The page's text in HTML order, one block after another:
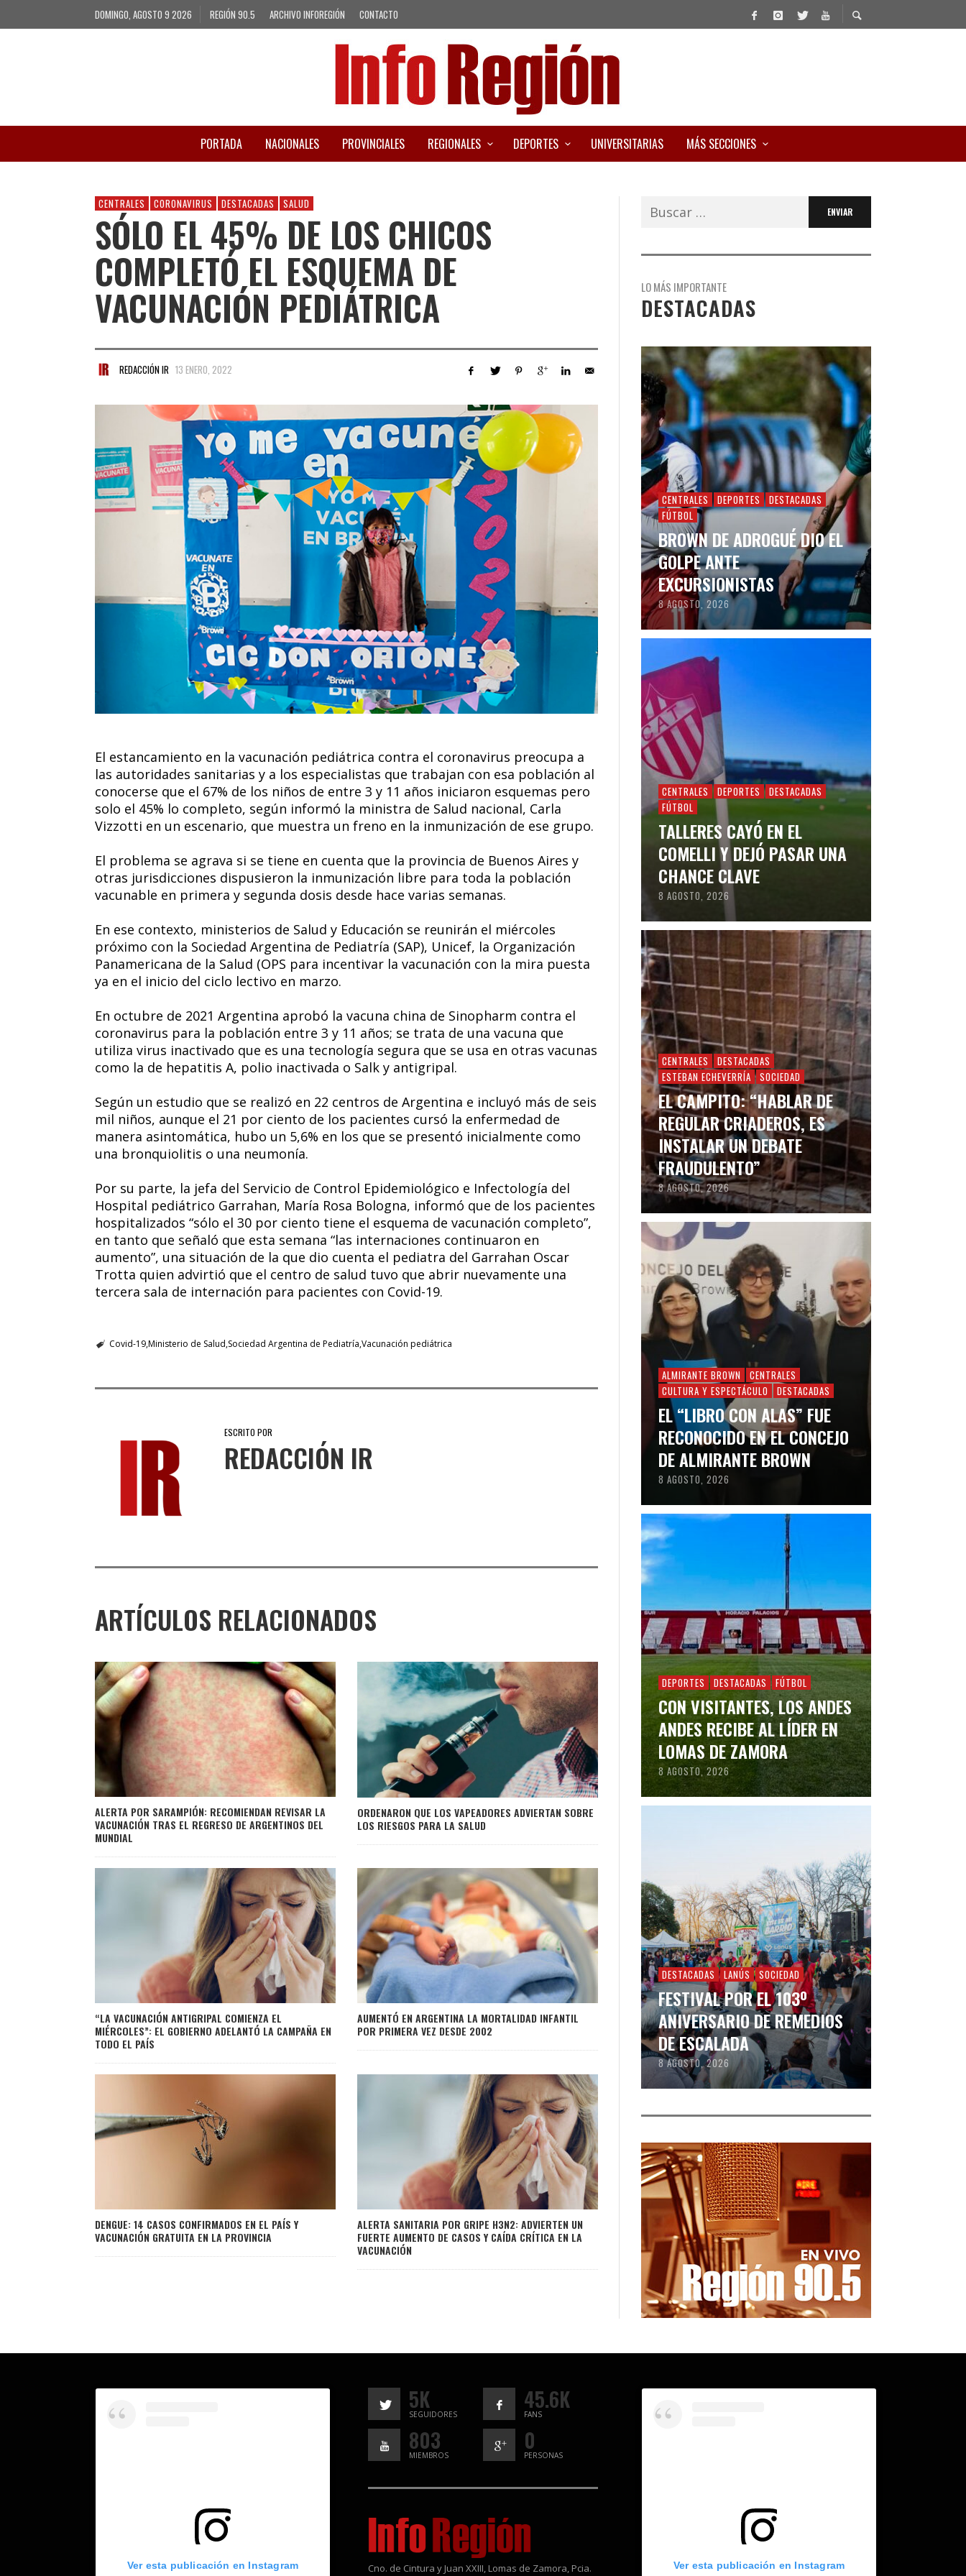
DOMINGO, AGOSTO 9 2026 REGIÓN 90.5 ARCHIVO INFOREGIÓN CONTACTO
PORTADA NACIONALES PROVINCIALES REGIONALES DEPORTES UNIVERSITARIAS MÁS SECCIONES
CENTRALES CORONAVIRUS DESTACADAS SALUD
SÓLO EL 45% DE LOS CHICOS
COMPLETÓ EL ESQUEMA DE
VACUNACIÓN PEDIÁTRICA
REDACCIÓN IR 13 ENERO, 2022
El estancamiento en la vacunación pediátrica contra el coronavirus preocupa a
las autoridades sanitarias y a los especialistas que trabajan con esa población al
conocerse que el 67% de los niños de entre 3 y 11 años iniciaron esquemas pero
solo el 45% lo completo, según informó la ministra de Salud nacional, Carla
Vizzotti en un escenario, que muestra un freno en la inmunización de ese grupo.
El problema se agrava si se tiene en cuenta que la provincia de Buenos Aires y
otras jurisdicciones dispusieron la inmunización libre para toda la población
vacunable en primera y segunda dosis desde hace varias semanas.
En ese contexto, ministerios de Salud y Educación se reunirán el miércoles
próximo con la Sociedad Argentina de Pediatría (SAP), Unicef, la Organización
Panamericana de la Salud (OPS para incentivar la vacunación con la mira puesta
ya en el inicio del ciclo lectivo en marzo.
En octubre de 2021 Argentina aprobó la vacuna china de Sinopharm contra el
coronavirus para la población entre 3 y 11 años; se trata de una vacuna que
utiliza virus inactivado que es una tecnología segura que se usa en otras vacunas
como la de hepatitis A, polio inactivada o Salk y antigripal.
Según un estudio que se realizó en 22 centros de Argentina e incluyó más de seis
mil niños, aunque el 21 por ciento de los pacientes cursó la enfermedad de
manera asintomática, hubo un 5,6% en los que se presentó inicialmente como
una bronquiolitis o una neumonía.
Por su parte, la jefa del Servicio de Control Epidemiológico e Infectología del
Hospital pediátrico Garrahan, María Rosa Bologna, informó que de los pacientes
hospitalizados “sólo el 30 por ciento tiene el esquema de vacunación completo”,
en tanto que señaló que esta semana “las internaciones continuaron en
aumento”, una situación de la que dio cuenta el pediatra del Garrahan Oscar
Trotta quien advirtió que el centro de salud tuvo que abrir nuevamente una
tercera sala de internación para pacientes con Covid-19.
Covid-19Ministerio de Salud Sociedad Argentina de Pediatría Vacunación pediátrica
ESCRITO POR
REDACCIÓN IR
ARTÍCULOS RELACIONADOS
ALERTA POR SARAMPIÓN: RECOMIENDAN REVISAR LA
VACUNACIÓN TRAS EL REGRESO DE ARGENTINOS DEL
MUNDIAL
ORDENARON QUE LOS VAPEADORES ADVIERTAN SOBRE
LOS RIESGOS PARA LA SALUD
“LA VACUNACIÓN ANTIGRIPAL COMIENZA EL
MIÉRCOLES”: EL GOBIERNO ADELANTÓ LA CAMPAÑA EN
TODO EL PAÍS
AUMENTÓ EN ARGENTINA LA MORTALIDAD INFANTIL
POR PRIMERA VEZ DESDE 2002
DENGUE: 14 CASOS CONFIRMADOS EN EL PAÍS Y
VACUNACIÓN GRATUITA EN LA PROVINCIA
ALERTA SANITARIA POR GRIPE H3N2: ADVIERTEN UN
FUERTE AUMENTO DE CASOS Y CAÍDA CRÍTICA EN LA
VACUNACIÓN
Buscar:
LO MÁS IMPORTANTE
DESTACADAS
CENTRALES DEPORTES
DESTACADAS
FÚTBOL
BROWN DE ADROGUÉ DIO EL
GOLPE ANTE
EXCURSIONISTAS
8 AGOSTO, 2026
CENTRALES DEPORTES
DESTACADAS
FÚTBOL
TALLERES CAYÓ EN EL
COMELLI Y DEJÓ PASAR UNA
CHANCE CLAVE
8 AGOSTO, 2026
CENTRALES
DESTACADAS
ESTEBAN ECHEVERRÍA
SOCIEDAD
EL CAMPITO: “HABLAR DE
REGULAR CRIADEROS, ES
INSTALAR UN DEBATE
FRAUDULENTO”
8 AGOSTO, 2026
ALMIRANTE BROWN
CENTRALES
CULTURA Y ESPECTÁCULO
DESTACADAS
EL “LIBRO CON ALAS” FUE
RECONOCIDO EN EL CONCEJO
DE ALMIRANTE BROWN
8 AGOSTO, 2026
DEPORTES DESTACADAS FÚTBOL
CON VISITANTES, LOS ANDES
ANDES RECIBE AL LÍDER EN
LOMAS DE ZAMORA
8 AGOSTO, 2026
DESTACADAS LANÚS SOCIEDAD
FESTIVAL POR EL 103º
ANIVERSARIO DE REMEDIOS
DE ESCALADA
8 AGOSTO, 2026
Ver esta publicación en Instagram
5K
SEGUIDORES
45.6K
FANS
803
MIEMBROS
0
PERSONAS
Cno. de Cintura y Juan XXIII, Lomas de Zamora, Pcia. Ver esta publicación en Instagram